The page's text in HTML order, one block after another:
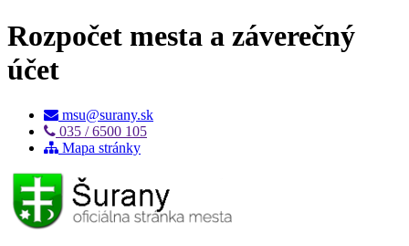
Rozpočet mesta a záverečný
účet
msu@surany.sk
035 / 6500 105
Mapa stránky